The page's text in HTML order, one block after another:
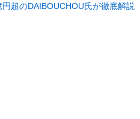
超のDAIBOUCHOU氏が徹底解説